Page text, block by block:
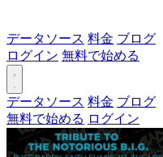
データソース 料金 ブログ
ログイン 無料で始める
データソース 料金 ブログ
無料で始める ログイン